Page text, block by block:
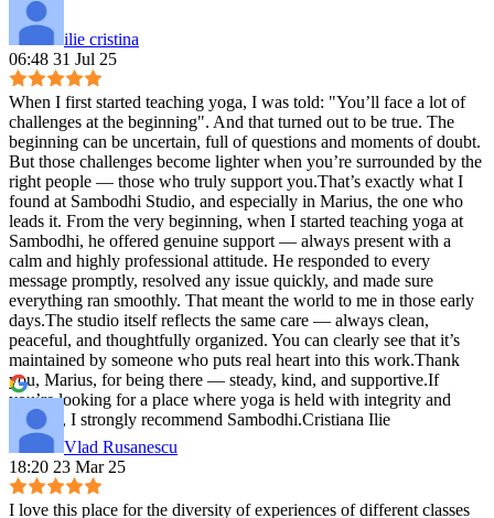
ilie cristina
06:48 31 Jul 25
When I first started teaching yoga, I was told: "You’ll face a lot of
challenges at the beginning". And that turned out to be true. The
beginning can be uncertain, full of questions and moments of doubt.
But those challenges become lighter when you’re surrounded by the
right people — those who truly support you.That’s exactly what I
found at Sambodhi Studio, and especially in Marius, the one who
leads it. From the very beginning, when I started teaching yoga at
Sambodhi, he offered genuine support — always present with a
calm and highly professional attitude. He responded to every
message promptly, resolved any issue quickly, and made sure
everything ran smoothly. That meant the world to me in those early
days.The studio itself reflects the same care — always clean,
peaceful, and thoughtfully organized. You can clearly see that it’s
maintained by someone who puts real heart into this work.Thank
you, Marius, for being there — steady, kind, and supportive.If
you’re looking for a place where yoga is held with integrity and
warmth, I strongly recommend Sambodhi.Cristiana Ilie
Vlad Rusanescu
18:20 23 Mar 25
I love this place for the diversity of experiences of different classes